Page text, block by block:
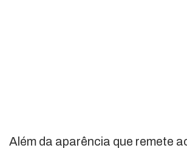
Além da aparência que remete